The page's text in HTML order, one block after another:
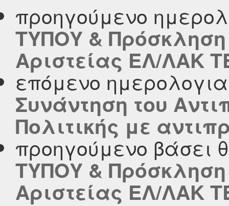
προηγούμενο
ΤΥΠΟΥ &
Αριστείας ΕΛ/ΛΑΚ
επόμενο
Συνάντηση του
Πολιτικής με
προηγούμενο βάσει
ΤΥΠΟΥ &
Αριστείας ΕΛ/ΛΑΚ